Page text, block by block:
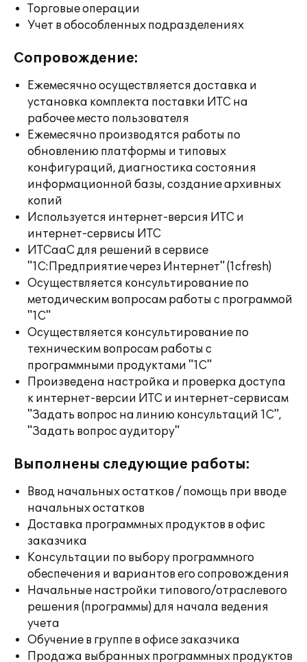
Торговые операции
Учет в обособленных подразделениях
Сопровождение:
Ежемесячно осуществляется доставка и
установка комплекта поставки ИТС на
рабочее место пользователя
Ежемесячно производятся работы по
обновлению платформы и типовых
конфигураций, диагностика состояния
информационной базы, создание архивных
копий
Используется интернет-версия ИТС и
интернет-сервисы ИТС
ИТСааС для решений в сервисе
"1С:Предприятие через Интернет" (1cfresh)
Осуществляется консультирование по
методическим вопросам работы с программой
"1С"
Осуществляется консультирование по
техническим вопросам работы с
программными продуктами "1С"
Произведена настройка и проверка доступа
к интернет-версии ИТС и интернет-сервисам
"Задать вопрос на линию консультаций 1С",
"Задать вопрос аудитору"
Выполнены следующие работы:
Ввод начальных остатков / помощь при вводе
начальных остатков
Доставка программных продуктов в офис
заказчика
Консультации по выбору программного
обеспечения и вариантов его сопровождения
Начальные настройки типового/отраслевого
решения (программы) для начала ведения
учета
Обучение в группе в офисе заказчика
Продажа выбранных программных продуктов